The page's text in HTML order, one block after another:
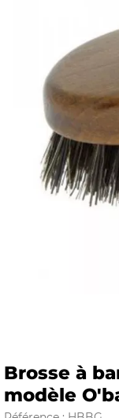
Brosse à
modèle